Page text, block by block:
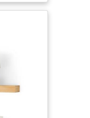
à tous les
HAUTE
il vous
chiffon
étagère
montage
à
la fixer.